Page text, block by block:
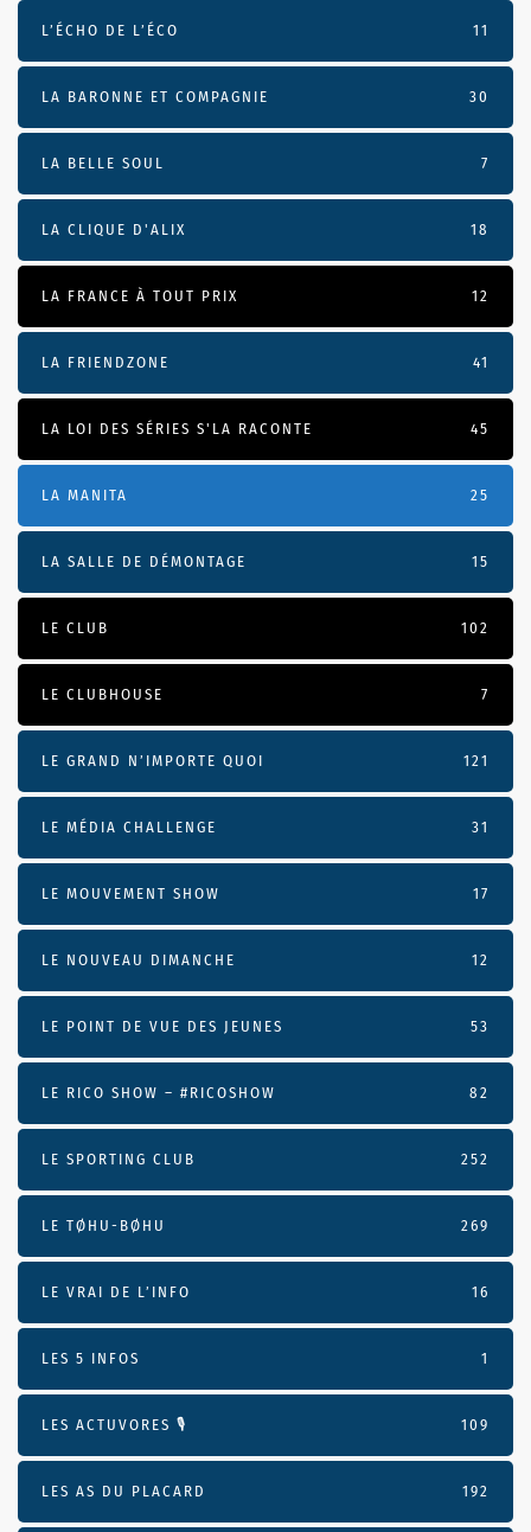
L’ÉCHO DE L’ÉCO 11
LA BARONNE ET COMPAGNIE 30
LA BELLE SOUL 7
LA CLIQUE D'ALIX 18
LA FRANCE À TOUT PRIX 12
LA FRIENDZONE 41
LA LOI DES SÉRIES S'LA RACONTE 45
LA MANITA 25
LA SALLE DE DÉMONTAGE 15
LE CLUB 102
LE CLUBHOUSE 7
LE GRAND N’IMPORTE QUOI 121
LE MÉDIA CHALLENGE 31
LE MOUVEMENT SHOW 17
LE NOUVEAU DIMANCHE 12
LE POINT DE VUE DES JEUNES 53
LE RICO SHOW – #RICOSHOW 82
LE SPORTING CLUB 252
LE TØHU-BØHU 269
LE VRAI DE L’INFO 16
LES 5 INFOS 1
LES ACTUVORES 🎙 109
LES AS DU PLACARD 192